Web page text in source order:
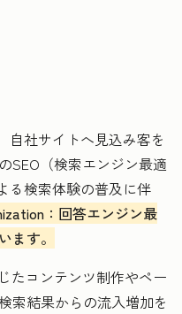
自社サイトへ見込み客を
SEO（検索エンジン最適
る検索体験の普及に伴
：回答エンジン最
ます。
たコンテンツ制作やペー
索結果からの流入増加を